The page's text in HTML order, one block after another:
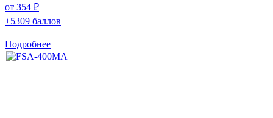
от 354 ₽
+5309 баллов
Подробнее